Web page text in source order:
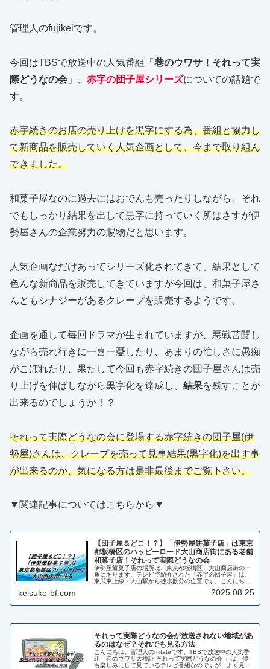
管理人のfujikeiです。
今回はTBSで放送中の人気番組「 巷のウワサ！それって実
際どうなの会 」、 赤字の団子屋シリーズについての話題で
す。
赤字続きのお店の売り上げを黒字にする為、番組と協力し
て新商品を販売していく人気企画として、今まで取り組ん
できました。
和菓子屋なのに過去にはおでんも売ったりしながら、それ
でもしっかり結果を出して黒字に持っていく所はさすが伊
勢屋さんの企業努力の賜物だと思います。
人気企画なだけあってシリーズ化されてきて、結果として
色んな新商品を販売してきていますが今回は、和菓子屋さ
んともシナジーがあるクレープを販売するようです。
企画を通して毎回ドラマが生まれていますが、悪戦苦闘し
ながら売れ行きに一喜一憂したり、あまりの忙しさに愚痴
がこぼれたり、果たして今回も赤字続きの団子屋さんは売
り上げを伸ばしながら黒字化を達成し、 結果を残すことが
出来るのでしょうか！？
それって実際どうなの会に登場する赤字続きの団子屋(伊
勢屋)さんは、クレープを売って見事結果(黒字化)を出す事
が出来るのか、気になる方は是非最後までご覧下さい。
▼関連記事についてはこちらから▼
【団子屋＆どこ！？】「伊勢屋餅菓子店」は東京
都板橋区のハッピーロード大山商店街にある老舗
和菓子店！それって実際どうなの会
伊勢屋餅菓子店の場所は、東京都板橋区・大山商店街の一
角にあります。テレビで紹介された「赤字の団子屋」は、
東武東上線・大山駅から徒歩数分の位置です。こんにち
keisuke-bf.com 2025.08.25
それって実際どうなの会が放送されない地域があ
るのはなぜ？それでも見る方法
こんにちは。管理人のmitateです。TBSで放送中の人気番
組「巷のウワサ大検証 それって実際どうなの会 」は、僕
も楽しみにして見ているテレビ番組なのですが、よく見逃